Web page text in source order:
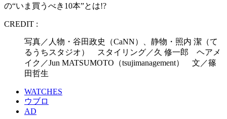
の“いま買うべき10本”とは!?
CREDIT :
写真／人物・谷田政史（CaNN）、静物・照内 潔（て
るうちスタジオ） スタイリング／久 修一郎 ヘアメ
イク／Jun MATSUMOTO（tsujimanagement） 文／篠
田哲生
WATCHES
ウブロ
AD